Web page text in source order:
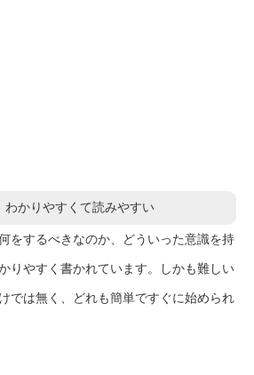
かりやすくて読みやすい
をするべきなのか、どういった意識を持
りやすく書かれています。しかも難しい
では無く、どれも簡単ですぐに始められ